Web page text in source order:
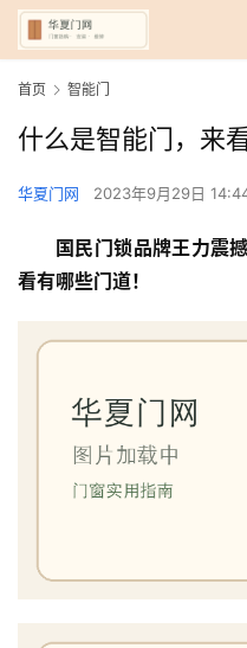
首页 智能门
什么是智能门，来
华夏门网 2023年9月29日
国民门锁品牌王力震
看有哪些门道！